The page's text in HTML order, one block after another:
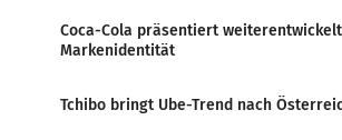
Coca-Cola präsentiert
Markenidentität
Tchibo bringt Ube-Trend nach